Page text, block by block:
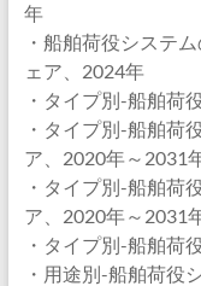
年
・船舶荷役システ
ェア、2024年
・タイプ別-船舶荷
・タイプ別-船舶荷
ア、2020年～2031
・タイプ別-船舶荷
ア、2020年～2031
・タイプ別-船舶荷
・用途別-船舶荷役